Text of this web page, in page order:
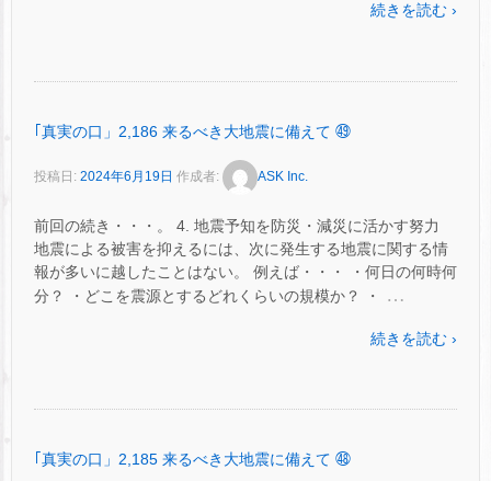
続きを読む ›
｢真実の口」2,186 来るべき大地震に備えて ㊾
投稿日: 2024年6月19日 作成者: ASK Inc.
前回の続き・・・。 4. 地震予知を防災・減災に活かす努力
地震による被害を抑えるには、次に発生する地震に関する情
報が多いに越したことはない。 例えば・・・ ・何日の何時何
分？ ・どこを震源とするどれくらいの規模か？ ・
…
続きを読む ›
｢真実の口」2,185 来るべき大地震に備えて ㊽